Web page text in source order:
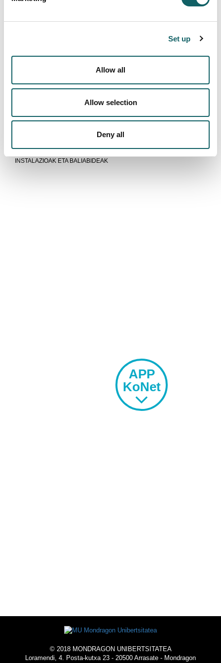
Set up
Allow all
Allow selection
Deny all
ZERK BEREIZTEN GAITUEN?
SARRERA ETA ONARPENA
INSKRIPZIOA ETA MATRIKULA
INSTALAZIOAK ETA BALIABIDEAK
APP
KoNet
© 2018 MONDRAGON UNIBERTSITATEA
Loramendi, 4. Posta-kutxa 23 - 20500 Arrasate - Mondragon